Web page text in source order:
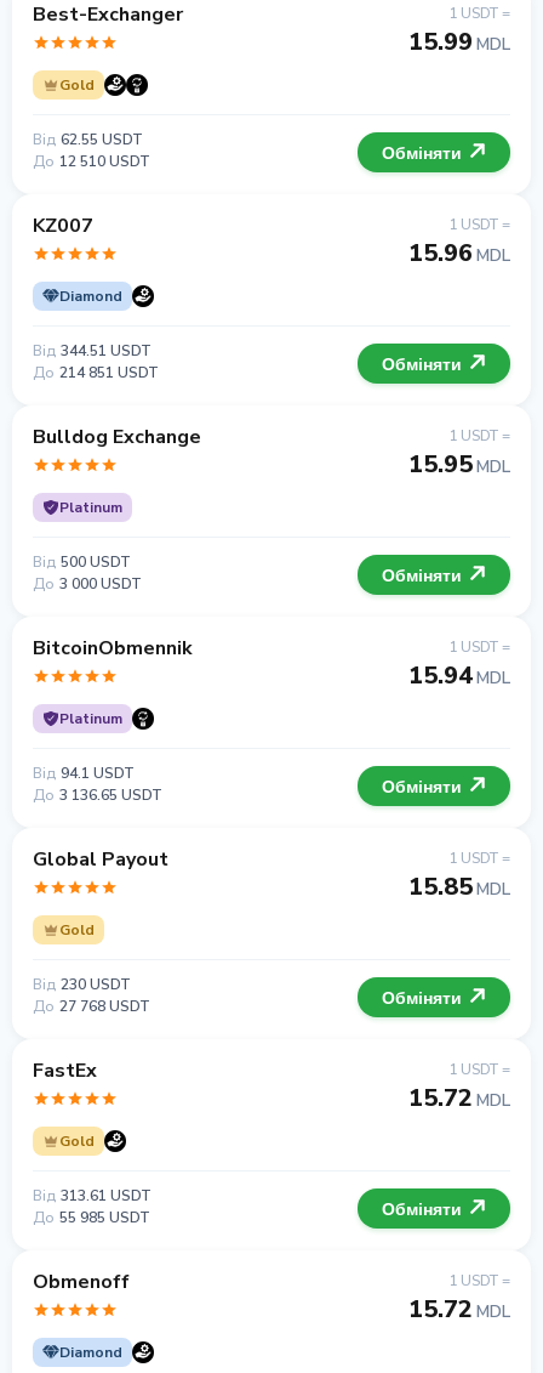
Best-Exchanger
Gold
1 USDT =
15.99 MDL
Від 62.55 USDT
До 12 510 USDT Обміняти
KZ007
Diamond
1 USDT =
15.96 MDL
Від 344.51 USDT
До 214 851 USDT Обміняти
Bulldog Exchange
Platinum
1 USDT =
15.95MDL
Від 500 USDT
До 3 000 USDT Обміняти
BitcoinObmennik
Platinum
1 USDT =
15.94MDL
Від 94.1 USDT
До 3 136.65 USDT Обміняти
Global Payout
Gold
1 USDT =
15.85MDL
Від 230 USDT
До 27 768 USDT Обміняти
FastEx
Gold
1 USDT =
15.72 MDL
Від 313.61 USDT
До 55 985 USDT Обміняти
Obmenoff
Diamond
1 USDT =
15.72 MDL